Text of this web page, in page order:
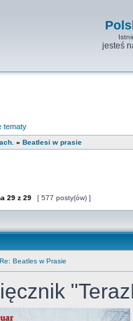
jesteś
tematy
» Beatlesi w prasie
29 z 29 [ 577 posty(ów) ]
Re: Beatles w Prasie